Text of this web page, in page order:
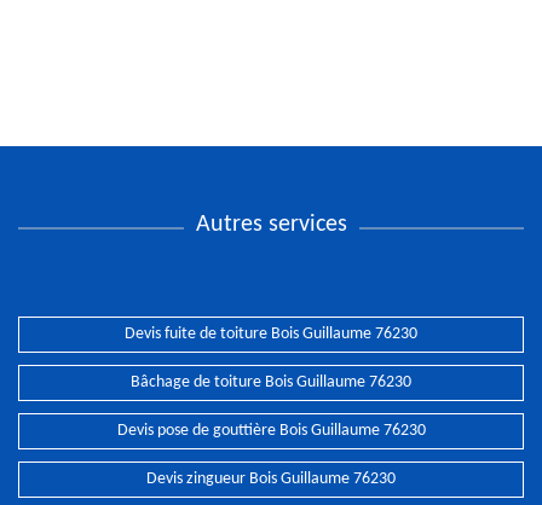
Autres services
Devis fuite de toiture Bois Guillaume 76230
Bâchage de toiture Bois Guillaume 76230
Devis pose de gouttière Bois Guillaume 76230
Devis zingueur Bois Guillaume 76230